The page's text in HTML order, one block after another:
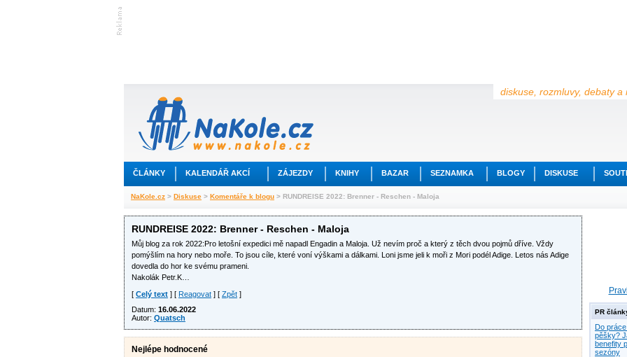
diskuse, rozmluvy, debaty a
ČLÁNKY KALENDÁŘ AKCÍ ZÁJEZDY KNIHY BAZAR SEZNAMKA BLOGY DISKUSE
NaKole.cz > Diskuse > Komentáře k blogu > RUNDREISE 2022: Brenner - Reschen - Maloja
RUNDREISE 2022: Brenner - Reschen - Maloja
Můj blog za rok 2022:Pro letošní expedici mě napadl Engadin a Maloja. Už nevím proč a který z těch dvou pojmů dříve. Vždy
pomýšlím na hory nebo moře. To jsou cíle, které voní výškami a dálkami. Loni jsme jeli k moři z Mori podél Adige. Letos nás Adige
dovedla do hor ke svému prameni.
Nakolák Petr.K…
[ Celý text ] [ Reagovat ] [ Zpět ]
Datum: 16.06.2022
Autor: Quatsch
Nejlépe hodnocené
PR
Do
pěšky?
benefity
sezóny